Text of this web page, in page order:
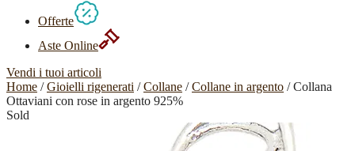
Offerte
Aste Online
Vendi i tuoi articoli
Home /Gioielli rigenerati /Collane /Collane in argento / Collana
Ottaviani con rose in argento 925%
Sold